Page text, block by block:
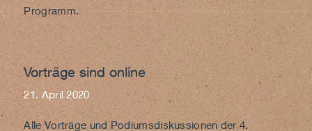
Programm.
Vorträge sind online
21. April 2020
Alle Vorträge und Podiumsdiskussionen der 4.